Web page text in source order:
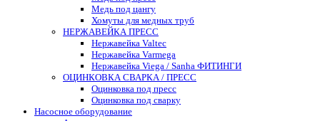
Медь под цангу
Хомуты для медных труб
НЕРЖАВЕЙКА ПРЕСС
Нержавейка Valtec
Нержавейка Varmega
Нержавейка Viega / Sanha ФИТИНГИ
ОЦИНКОВКА СВАРКА / ПРЕСС
Оцинковка под пресс
Оцинковка под сварку
Насосное оборудование